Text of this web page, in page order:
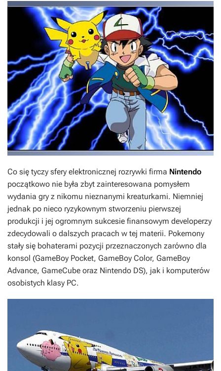
Co się tyczy sfery elektronicznej rozrywki firma Nintendo
początkowo nie była zbyt zainteresowana pomysłem
wydania gry z nikomu nieznanymi kreaturkami. Niemniej
jednak po nieco ryzykownym stworzeniu pierwszej
produkcji i jej ogromnym sukcesie finansowym developerzy
zdecydowali o dalszych pracach w tej materii. Pokemony
stały się bohaterami pozycji przeznaczonych zarówno dla
konsol (GameBoy Pocket, GameBoy Color, GameBoy
Advance, GameCube oraz Nintendo DS), jak i komputerów
osobistych klasy PC.